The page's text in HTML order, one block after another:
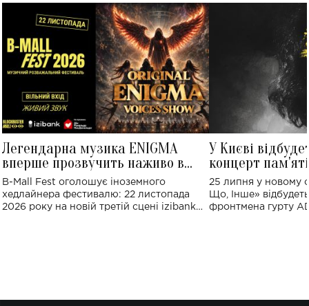
Легендарна музика ENIGMA
вперше прозвучить наживо в
Україні: де відбудеться концерт
B-Mall Fest оголошує іноземного
хедлайнера фестивалю: 22 листопада
2026 року на новій третій сцені izibank
У Києві
концерт
Клименка:
виконають
25 липня у новому
Що, Інше»
фронтмена гурту